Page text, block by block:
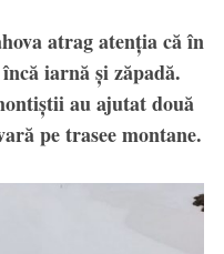
atrag atenția că în
iarnă și zăpadă.
au ajutat două
pe trasee montane.